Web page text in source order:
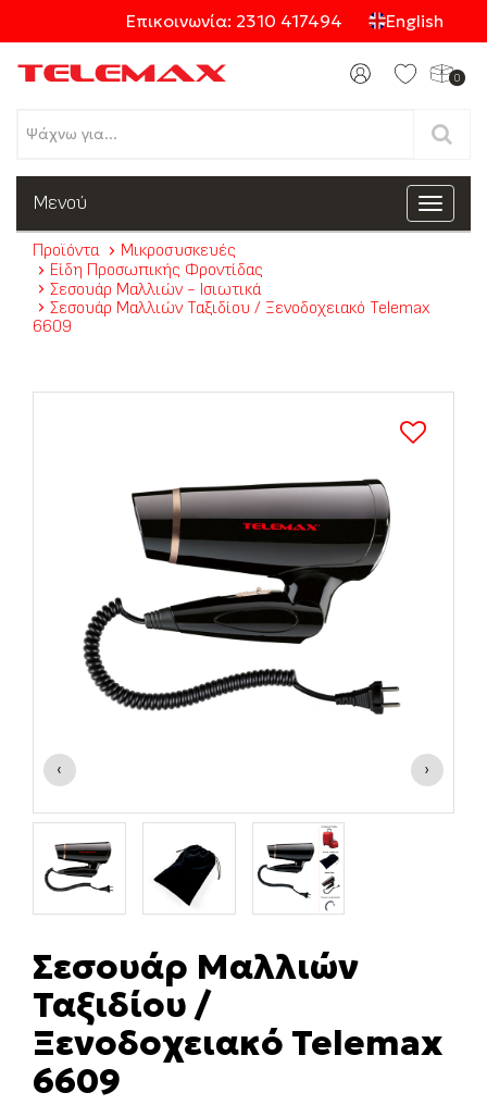
Επικοινωνία: 2310 417494 English
0
Προϊόντα
Κατηγορίες
Toggle
Μενού
Προϊόντα
Μικροσυσκευές
Είδη Προσωπικής Φροντίδας
Σεσουάρ Μαλλιών - Ισιωτικά
Σεσουάρ Μαλλιών Ταξιδίου / Ξενοδοχειακό Telemax
6609
‹ ›
Σεσουάρ Μαλλιών
Ταξιδίου /
Ξενοδοχειακό Telemax
6609